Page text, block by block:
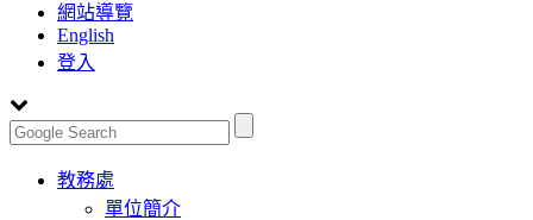
網站導覽
English
登入
Toggle
navigation
教務處
單位簡介